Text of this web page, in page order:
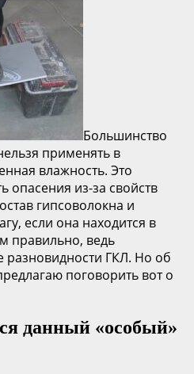
Большинство
применять в
влажность. Это
опасения из-за свойств
гипсоволокна и
если она находится в
правильно, ведь
разновидности ГКЛ. Но об
поговорить вот о
данный «особый»